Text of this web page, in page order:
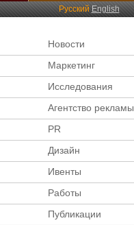
РусскийEnglish
Новости
Маркетинг
Исследования
Агентство рекламы
PR
Дизайн
Ивенты
Работы
Публикации